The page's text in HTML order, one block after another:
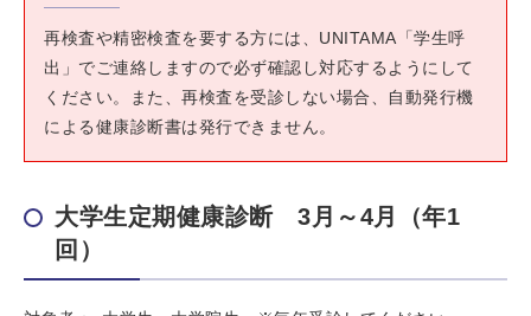
再検査や精密検査を要する方には、UNITAMA「学生呼
出」でご連絡しますので必ず確認し対応するようにして
ください。また、再検査を受診しない場合、自動発行機
による健康診断書は発行できません。
大学生定期健康診断 3月～4月（年1
回）